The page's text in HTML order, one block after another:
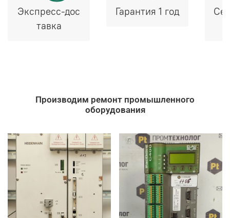
Экспресс-дос
тавка
Гарантия 1 год
Производим ремонт промышленного
оборудования